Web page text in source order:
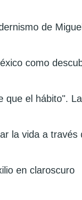
de
como
que el hábito".
la vida a través
en claroscuro